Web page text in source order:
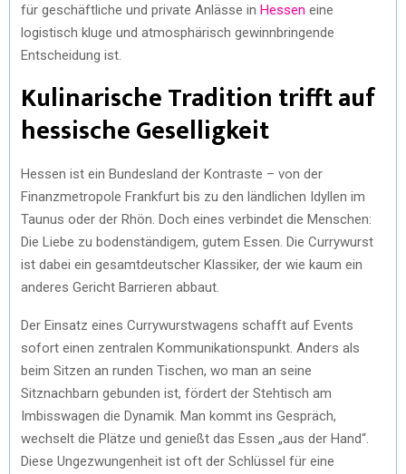
für geschäftliche und private Anlässe in Hessen eine
logistisch kluge und atmosphärisch gewinnbringende
Entscheidung ist.
Kulinarische Tradition trifft auf
hessische Geselligkeit
Hessen ist ein Bundesland der Kontraste – von der
Finanzmetropole Frankfurt bis zu den ländlichen Idyllen im
Taunus oder der Rhön. Doch eines verbindet die Menschen:
Die Liebe zu bodenständigem, gutem Essen. Die Currywurst
ist dabei ein gesamtdeutscher Klassiker, der wie kaum ein
anderes Gericht Barrieren abbaut.
Der Einsatz eines Currywurstwagens schafft auf Events
sofort einen zentralen Kommunikationspunkt. Anders als
beim Sitzen an runden Tischen, wo man an seine
Sitznachbarn gebunden ist, fördert der Stehtisch am
Imbisswagen die Dynamik. Man kommt ins Gespräch,
wechselt die Plätze und genießt das Essen „aus der Hand“.
Diese Ungezwungenheit ist oft der Schlüssel für eine